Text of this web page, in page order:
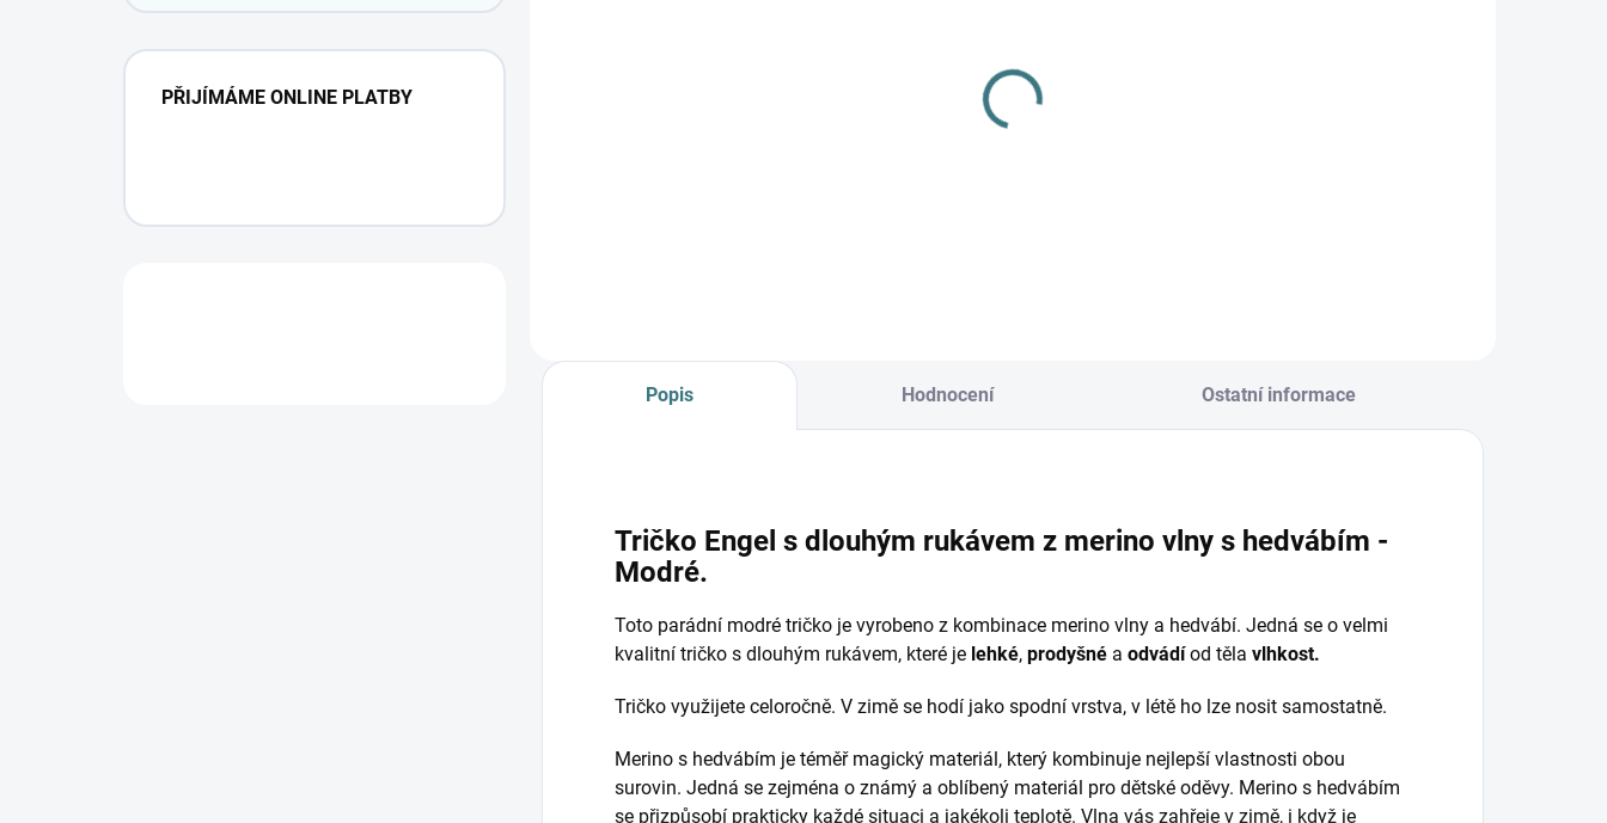
PŘIJÍMÁME ONLINE PLATBY
Popis Hodnocení Ostatní informace
Tričko Engel s dlouhým rukávem z merino vlny s hedvábím -
Modré.
Toto parádní modré tričko je vyrobeno z kombinace merino vlny a hedvábí. Jedná se o velmi
kvalitní tričko s dlouhým rukávem, které je lehké, prodyšné a odvádíod těla vlhkost.
Tričko využijete celoročně. V zimě se hodí jako spodní vrstva, v létě ho lze nosit samostatně.
Merino s hedvábím je téměř magický materiál, který kombinuje nejlepší vlastnosti obou
surovin. Jedná se zejména o známý a oblíbený materiál pro dětské oděvy. Merino s hedvábím
se přizpůsobí prakticky každé situaci a jakékoli teplotě. Vlna vás zahřeje v zimě, i když je